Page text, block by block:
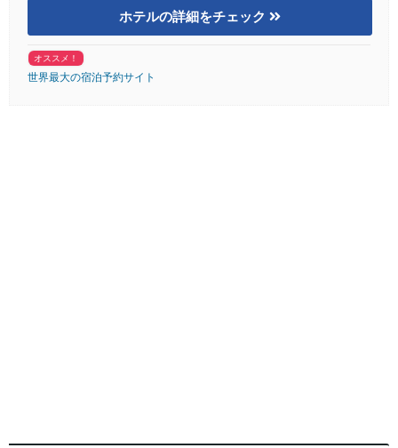
ホテルの詳細をチェック
オススメ！
世界最大の宿泊予約サイト